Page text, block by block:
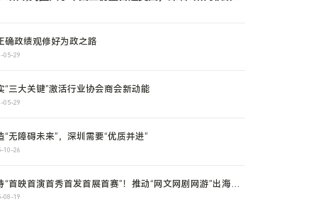
确政绩观修好为政之路
05-29
“三大关键”激活行业协会商会新动能
05-29
“无障碍未来”，深圳需要“优质并进”
10-26
“首映首演首秀首发首展首赛”！推动“网文网剧网游”出海：
数字创意产业迎来世纪风口
08-19